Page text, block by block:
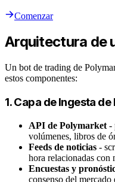
Comenzar
Arquitectura de
Un bot de trading de
estos componentes:
1. Capa de Ingesta
API de Polymarket -
volúmenes, libros de
Feeds de noticias -
hora relacionadas con
Encuestas y
consenso del mercado